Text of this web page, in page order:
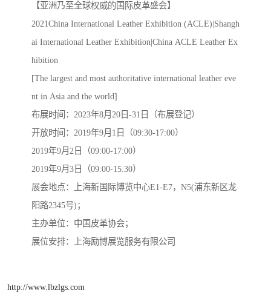
【亚洲乃至全球权威的国际皮革盛会】
2021China International Leather Exhibition (ACLE)|Shangh
ai International Leather Exhibition|China ACLE Leather Ex
hibition
[The largest and most authoritative international leather eve
nt in Asia and the world]
布展时间：2023年8月20日-31日（布展登记）
开放时间：2019年9月1日（09:30-17:00）
2019年9月2日（09:00-17:00）
2019年9月3日（09:00-15:30）
展会地点：上海新国际博览中心E1-E7，N5(浦东新区龙
阳路2345号)；
主办单位：中国皮革协会；
展位安排：上海励博展览服务有限公司
http://www.lbzlgs.com